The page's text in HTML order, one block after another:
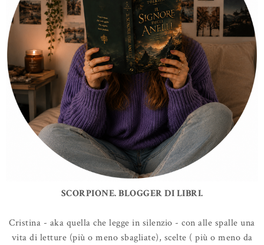
SCORPIONE. BLOGGER DI LIBRI.
Cristina - aka quella che legge in silenzio - con alle spalle una
vita di letture (più o meno sbagliate), scelte ( più o meno da